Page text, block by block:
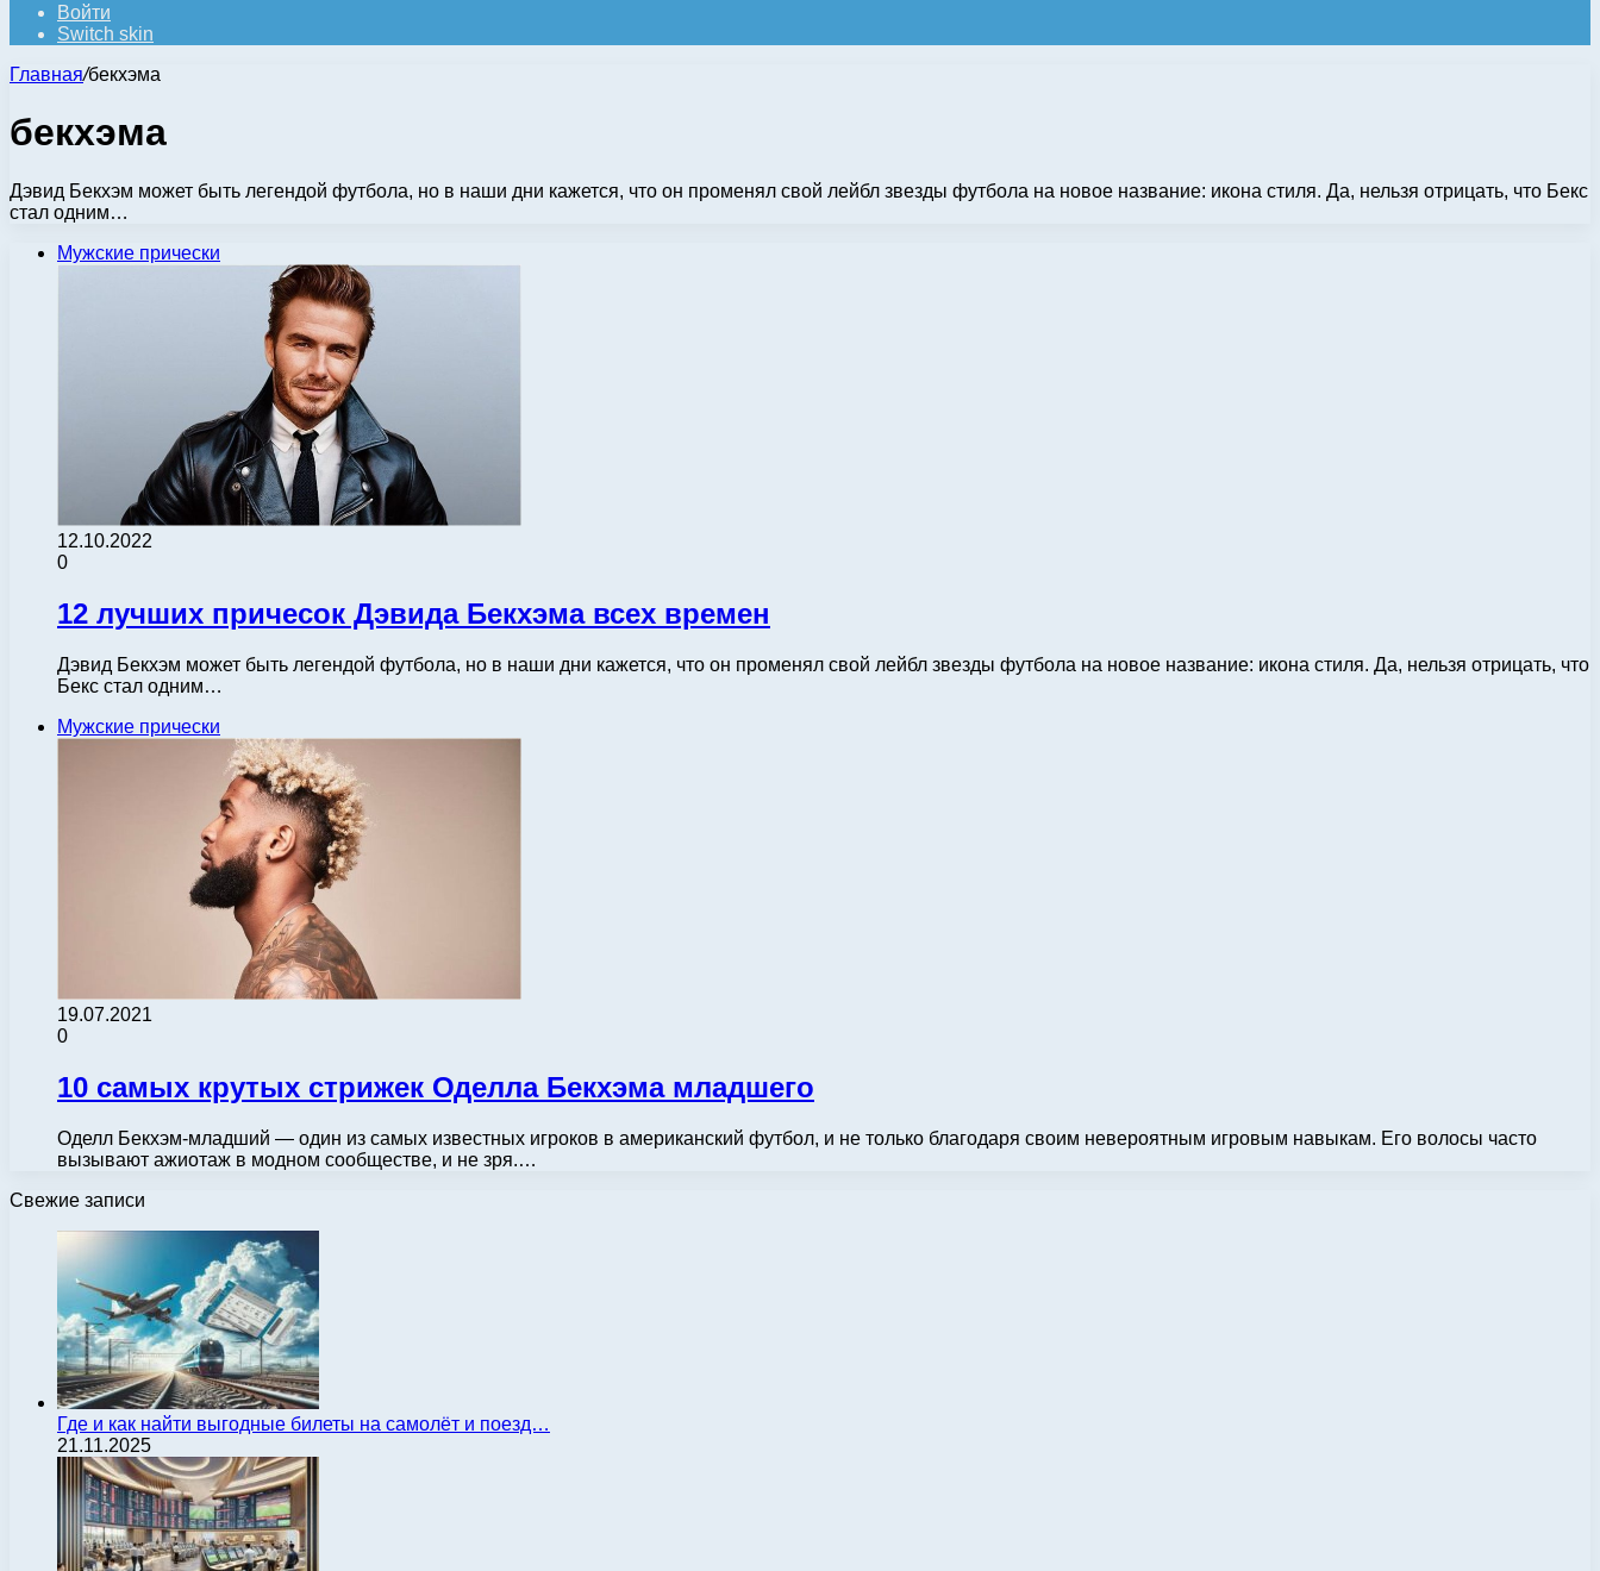
Войти
Switch skin
Главная/бекхэма
бекхэма
Дэвид Бекхэм может быть легендой футбола, но в наши дни кажется, что он променял свой лейбл звезды футбола на новое название: икона стиля. Да, нельзя отрицать, что Бекс
стал одним…
Мужские прически
12.10.2022
0
12 лучших причесок Дэвида Бекхэма всех времен
Дэвид Бекхэм может быть легендой футбола, но в наши дни кажется, что он променял свой лейбл звезды футбола на новое название: икона стиля. Да, нельзя отрицать, что
Бекс стал одним…
Мужские прически
19.07.2021
0
10 самых крутых стрижек Оделла Бекхэма младшего
Оделл Бекхэм-младший — один из самых известных игроков в американский футбол, и не только благодаря своим невероятным игровым навыкам. Его волосы часто
вызывают ажиотаж в модном сообществе, и не зря.…
Свежие записи
Где и как найти выгодные билеты на самолёт и поезд…
21.11.2025